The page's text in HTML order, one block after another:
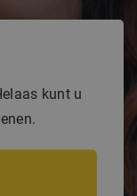
kunt u